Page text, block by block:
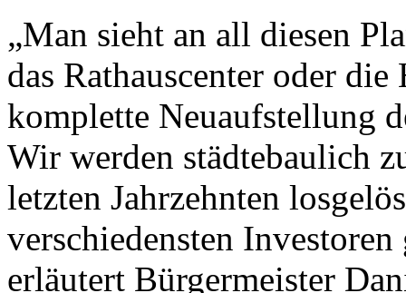
„Man sieht an all diesen
das Rathauscenter oder
komplette Neuaufstellung
Wir werden städtebaulich
letzten Jahrzehnten
verschiedensten
erläutert Bürgermeister